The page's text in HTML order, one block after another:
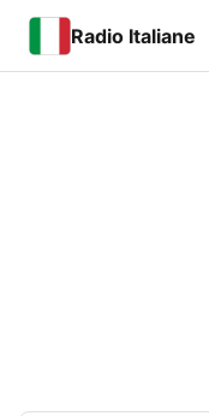
Radio Italiane